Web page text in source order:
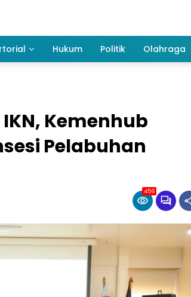
Hukum Politik Olahraga
Kemenhub
Pelabuhan
456